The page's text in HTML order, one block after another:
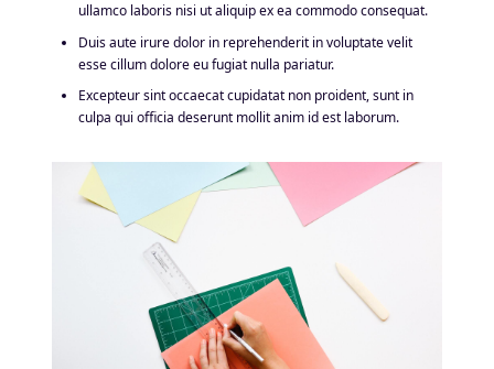
ullamco laboris nisi ut aliquip ex ea commodo consequat.
Duis aute irure dolor in reprehenderit in voluptate velit
esse cillum dolore eu fugiat nulla pariatur.
Excepteur sint occaecat cupidatat non proident, sunt in
culpa qui officia deserunt mollit anim id est laborum.